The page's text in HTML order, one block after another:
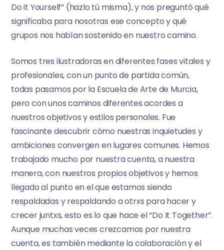
Do it Yourself” (hazlo tú misma), y nos preguntó qué
significaba para nosotras ese concepto y qué
grupos nos habían sostenido en nuestro camino.
Somos tres ilustradoras en diferentes fases vitales y
profesionales, con un punto de partida común,
todas pasamos por la Escuela de Arte de Murcia,
pero con unos caminos diferentes acordes a
nuestros objetivos y estilos personales. Fue
fascinante descubrir cómo nuestras inquietudes y
ambiciones convergen en lugares comunes. Hemos
trabajado mucho por nuestra cuenta, a nuestra
manera, con nuestros propios objetivos y hemos
llegado al punto en el que estamos siendo
respaldadas y respaldando a otrxs para hacer y
crecer juntxs, esto es lo que hace el “Do It Together”.
Aunque muchas veces crezcamos por nuestra
cuenta, es también mediante la colaboración y el